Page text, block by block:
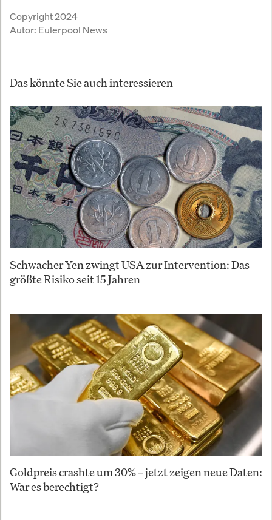
Copyright 2024
Autor: Eulerpool News
Das könnte Sie auch interessieren
Schwacher Yen zwingt USA zur Intervention: Das
größte Risiko seit 15 Jahren
Goldpreis crashte um 30% – jetzt zeigen neue Daten:
War es berechtigt?